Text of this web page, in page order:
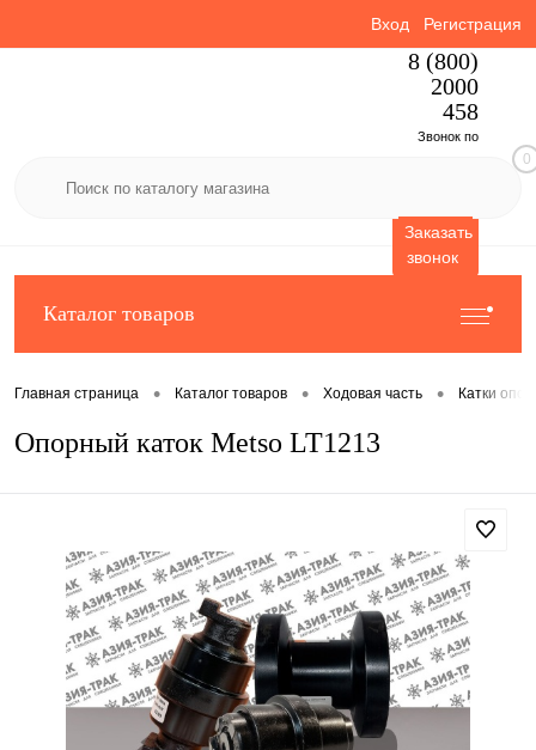
Вход Регистрация
8 (800)
2000
458
Звонок по
Заказать
звонок
0
Каталог товаров
Главная страница • Каталог товаров • Ходовая часть • Катки
Опорный каток Metso LT1213